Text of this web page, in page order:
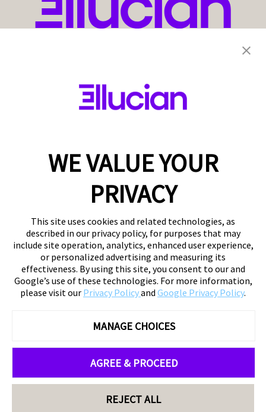
WE VALUE YOUR
PRIVACY
This site uses cookies and related technologies, as
described in our privacy policy, for purposes that may
include site operation, analytics, enhanced user experience,
or personalized advertising and measuring its
effectiveness. By using this site, you consent to our and
Google’s use of these technologies. For more information,
please visit our Privacy Policyand Google Privacy Policy.
MANAGE CHOICES
AGREE & PROCEED
REJECT ALL